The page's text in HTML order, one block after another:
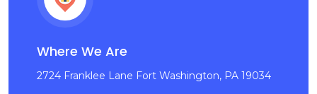
Where We Are
2724 Franklee Lane Fort Washington, PA 19034